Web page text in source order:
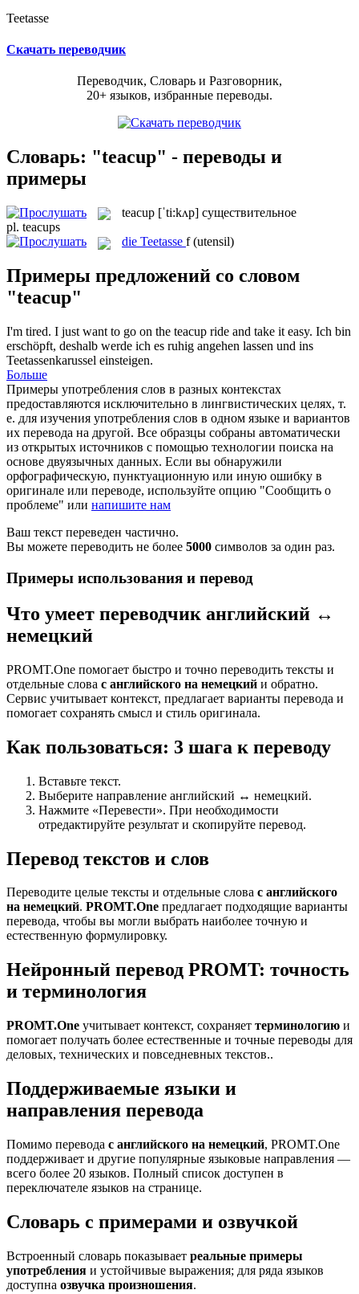
Teetasse
Скачать переводчик
Переводчик, Словарь и Разговорник,
20+ языков, избранные переводы.
Словарь: "teacup" - переводы и
примеры
teacup [ˈti:kʌp] существительное
pl. teacups
die Teetasse f (utensil)
Примеры предложений со словом
"teacup"
I'm tired. I just want to go on the teacup ride and take it easy. Ich bin
erschöpft, deshalb werde ich es ruhig angehen lassen und ins
Teetassenkarussel einsteigen.
Больше
Примеры употребления слов в разных контекстах
предоставляются исключительно в лингвистических целях, т.
е. для изучения употребления слов в одном языке и вариантов
их перевода на другой. Все образцы собраны автоматически
из открытых источников с помощью технологии поиска на
основе двуязычных данных. Если вы обнаружили
орфографическую, пунктуационную или иную ошибку в
оригинале или переводе, используйте опцию "Сообщить о
проблеме" или напишите нам
Ваш текст переведен частично.
Вы можете переводить не более 5000 символов за один раз.
Примеры использования и перевод
Что умеет переводчик английский ↔
немецкий
PROMT.One помогает быстро и точно переводить тексты и
отдельные слова с английского на немецкий и обратно.
Сервис учитывает контекст, предлагает варианты перевода и
помогает сохранять смысл и стиль оригинала.
Как пользоваться: 3 шага к переводу
Вставьте текст.
Выберите направление английский ↔ немецкий.
Нажмите «Перевести». При необходимости
отредактируйте результат и скопируйте перевод.
Перевод текстов и слов
Переводите целые тексты и отдельные слова с английского
на немецкий. PROMT.One предлагает подходящие варианты
перевода, чтобы вы могли выбрать наиболее точную и
естественную формулировку.
Нейронный перевод PROMT: точность
и терминология
PROMT.One учитывает контекст, сохраняет терминологию и
помогает получать более естественные и точные переводы для
деловых, технических и повседневных текстов..
Поддерживаемые языки и
направления перевода
Помимо перевода с английского на немецкий, PROMT.One
поддерживает и другие популярные языковые направления —
всего более 20 языков. Полный список доступен в
переключателе языков на странице.
Словарь с примерами и озвучкой
Встроенный словарь показывает реальные примеры
употребления и устойчивые выражения; для ряда языков
доступна озвучка произношения.